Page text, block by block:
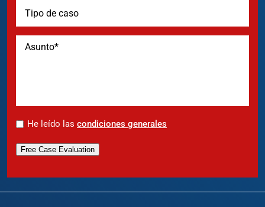
* He leído las condiciones generales
Free Case Evaluation